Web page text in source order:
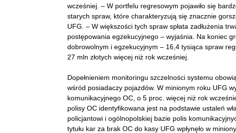
wcześniej. – W portfelu regresowym pojawiło się
starych spraw, które charakteryzują się znacznie
UFG. – W większości tych spraw spłata zadłużenia
postępowania egzekucyjnego – wyjaśnia. Na koniec
dobrowolnym i egzekucyjnym – 16,4 tysiąca spraw
27 mln złotych więcej niż rok wcześniej.
Dopełnieniem monitoringu szczelności systemu
wśród posiadaczy pojazdów. W minionym roku UFG
komunikacyjnego OC, o 5 proc. więcej niż rok
polisy OC identyfikowana jest na podstawie ustaleń
policjantowi i ogólnopolskiej bazie polis
tytułu kar za brak OC do kasy UFG wpłynęło w